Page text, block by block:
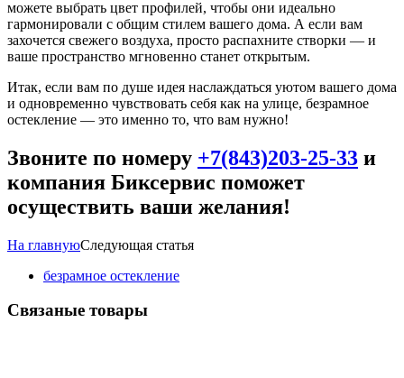
можете выбрать цвет профилей, чтобы они идеально
гармонировали с общим стилем вашего дома. А если вам
захочется свежего воздуха, просто распахните створки — и
ваше пространство мгновенно станет открытым.
Итак, если вам по душе идея наслаждаться уютом вашего дома
и одновременно чувствовать себя как на улице, безрамное
остекление — это именно то, что вам нужно!
Звоните по номеру +7(843)203-25-33 и
компания Биксервис поможет
осуществить ваши желания!
На главнуюСледующая статья
безрамное остекление
Связаные товары